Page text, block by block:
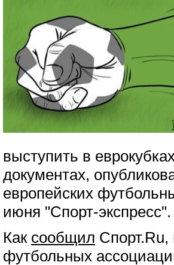
выступить в
документах,
европейских
июня "Спорт-экспресс".
Как сообщил
футбольных